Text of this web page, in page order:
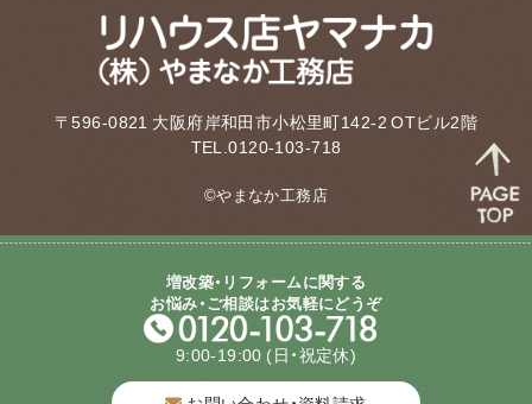
〒596-0821 大阪府岸和田市小松里町142-2 OTビル2階
TEL.0120-103-718
©やまなか工務店
増改築・リフォームに関する
お悩み・ご相談はお気軽にどうぞ
9:00-19:00 (日・祝定休)